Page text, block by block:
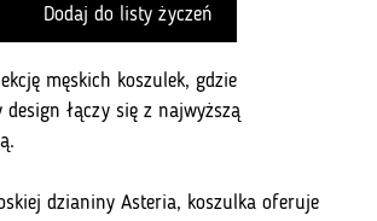
Negro
Absoluto
Dodaj do listy życzeń
męskich koszulek, gdzie
łączy się z najwyższą
dzianiny Asteria, koszulka oferuje